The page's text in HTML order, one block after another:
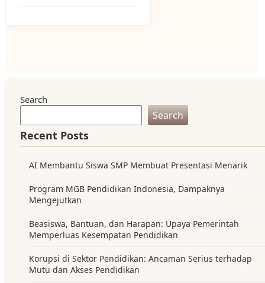
Search
Search
Recent Posts
AI Membantu Siswa SMP Membuat Presentasi Menarik
Program MGB Pendidikan Indonesia, Dampaknya
Mengejutkan
Beasiswa, Bantuan, dan Harapan: Upaya Pemerintah
Memperluas Kesempatan Pendidikan
Korupsi di Sektor Pendidikan: Ancaman Serius terhadap
Mutu dan Akses Pendidikan